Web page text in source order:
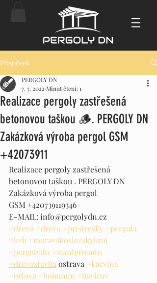
Příspěvek
Realizace pergoly zastřešená
betonovou taškou 🪵. PERGOLY DN
Zakázková výroba pergol GSM
+42073911
PERGOLY DN
7. 7. 2022 Minut čtení: 1
Realizace pergoly zastřešená
betonovou taškou . PERGOLY DN
Zakázková výroba pergol
GSM +420739119346
E-MAIL: info@pergolydn.cz
#dřevo #drevo #pristresky #pergola
#kvh #moravskoslezskykraj
#pergolydn #staniproauto
#drevostavba ostrava #karvina
#orlova #bohumin #havirov